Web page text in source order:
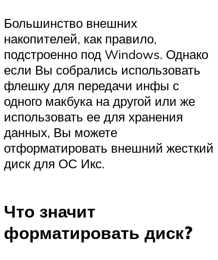
Большинство внешних
накопителей, как правило,
подстроенно под Windows. Однако
если Вы собрались использовать
флешку для передачи инфы с
одного макбука на другой или же
использовать ее для хранения
данных, Вы можете
отформатировать внешний жесткий
диск для ОС Икс.
Что значит
форматировать диск?